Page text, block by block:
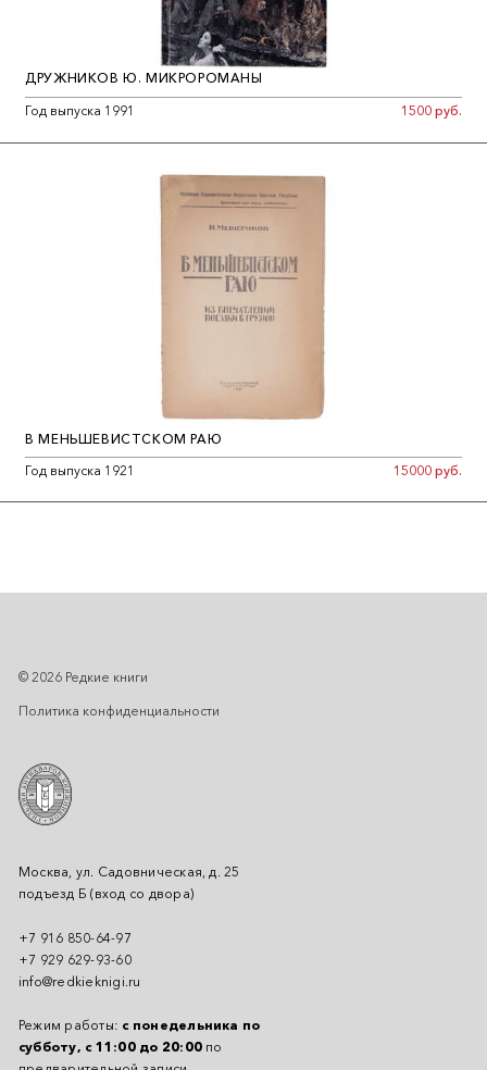
ДРУЖНИКОВ Ю. МИКРОРОМАНЫ
Год выпуска 1991
1500 руб.
В МЕНЬШЕВИСТСКОМ РАЮ
Год выпуска 1921
15000 руб.
Москва, ул. Садовническая, д. 25
подъезд Б (вход со двора)
+7 916 850-64-97
+7 929 629-93-60
info@redkieknigi.ru
Режим работы: с понедельника по
субботу, с 11:00 до 20:00 по
© 2026 Редкие книги
Политика конфиденциальности